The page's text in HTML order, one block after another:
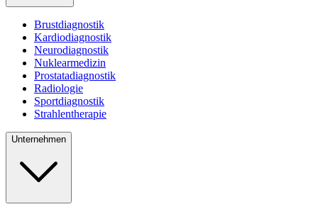
Brustdiagnostik
Kardiodiagnostik
Neurodiagnostik
Nuklearmedizin
Prostatadiagnostik
Radiologie
Sportdiagnostik
Strahlentherapie
Unternehmen